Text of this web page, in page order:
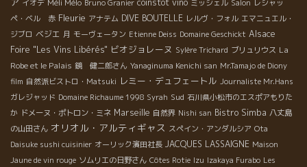
イオデ Méli Mélo Bruno Granier coinstot vino ミッシェル Salon レシャッ
ペ・ベル 赤 Fleurie アナテム DIVE BOUTELLE レルヴ・フォル エマニュエル・
ジブロ ベジエ 月 モーヴェータン Etienne Deiss Domaine Geschickt Alsace
Foire "Les Vins Libérés" ビオジョレーヌ Sylère Trichard ブリュリウス La
Robe et le Palais 鏡 健二郎さん Yanaginuma Kenichi san Mr.Tamajo de Diony
film 自然派ビストロ・Matsuki レミー・デュフェートル Journaliste Mr.Hans
ガレジャッド Domaine Richaume 1998 Syrah Sud 石川県小松市のエスポアもりた
か ドメーヌ・ポトロン・ミネ Marseille 自然界 Nishi san Bistro Simba 八丈島
の山田さん オリオル・アルティギャス スペイン・アンダルシア Ota
Daisuke sushi cuisinier オーリック濱田社長 JACQUES LASSAIGNE Maison
Jaune de vin rouge ソムリエの日野さん Côtes Rotie Izu Izakaya Furabo Les